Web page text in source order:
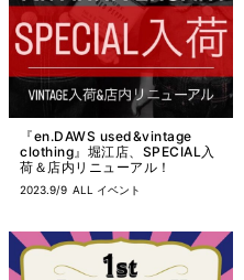
『en.DAWS used&vintage
clothing』堀江店、SPECIAL入
荷＆店内リニューアル！
2023.9/9 ALL イベント